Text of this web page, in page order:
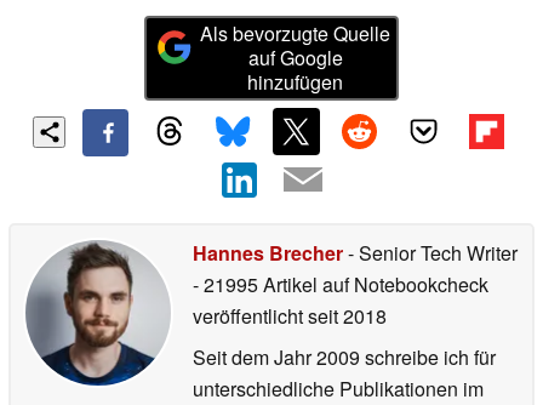
Als bevorzugte Quelle
auf Google
hinzufügen
Hannes Brecher- Senior Tech Writer
- 21995 Artikel auf Notebookcheck
veröffentlichtseit 2018
Seit dem Jahr 2009 schreibe ich für
unterschiedliche Publikationen im